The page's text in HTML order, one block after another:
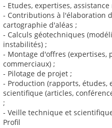
- Etudes, expertises,
- Contributions à l'élaboration
cartographie d'aléas ;
- Calculs géotechniques
instabilités) ;
- Montage d'offres (expertises,
commerciaux) ;
- Pilotage de projet ;
- Production (rapports, études,
scientifique (articles,
;
- Veille technique et
Profil